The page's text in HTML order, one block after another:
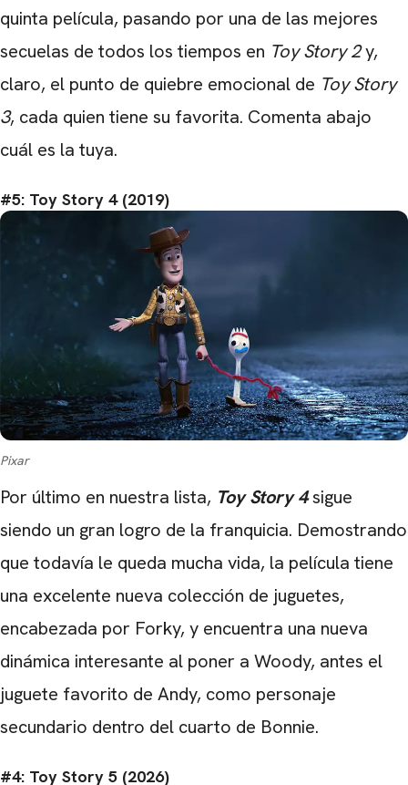
quinta película, pasando por una de las mejores
secuelas de todos los tiempos en Toy Story 2y,
claro, el punto de quiebre emocional de Toy Story
3, cada quien tiene su favorita. Comenta abajo
cuál es la tuya.
#5: Toy Story 4 (2019)
Pixar
Por último en nuestra lista, Toy Story 4sigue
siendo un gran logro de la franquicia. Demostrando
que todavía le queda mucha vida, la película tiene
una excelente nueva colección de juguetes,
encabezada por Forky, y encuentra una nueva
dinámica interesante al poner a Woody, antes el
juguete favorito de Andy, como personaje
secundario dentro del cuarto de Bonnie.
#4: Toy Story 5 (2026)